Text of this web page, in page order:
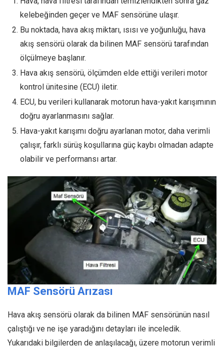
kelebeğinden geçer ve MAF sensörüne ulaşır.
Bu noktada, hava akış miktarı, ısısı ve yoğunluğu, hava
akış sensörü olarak da bilinen MAF sensörü tarafından
ölçülmeye başlanır.
Hava akış sensörü, ölçümden elde ettiği verileri motor
kontrol ünitesine (ECU) iletir.
ECU, bu verileri kullanarak motorun hava-yakıt karışımının
doğru ayarlanmasını sağlar.
Hava-yakıt karışımı doğru ayarlanan motor, daha verimli
çalışır, farklı sürüş koşullarına güç kaybı olmadan adapte
olabilir ve performansı artar.
MAF Sensörü Arızası
Hava akış sensörü olarak da bilinen MAF sensörünün nasıl
çalıştığı ve ne işe yaradığını detayları ile inceledik.
Yukarıdaki bilgilerden de anlaşılacağı, üzere motorun verimli